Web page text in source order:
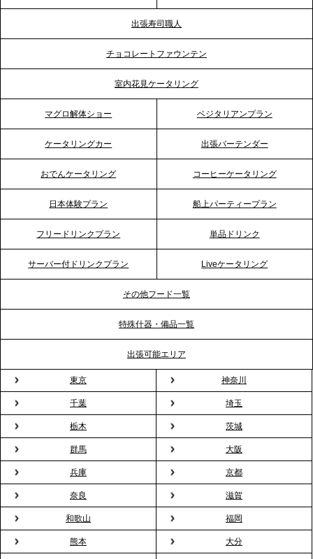
2026.5.12
プレスリリースのご案内｜ケータリングのセカンド
プレスリリースのご案内｜「温かな食」が会話のス
イッチに。新入社員研修で《食体験としてのケータ
テーブル、横浜事務所を新設。神奈川エリアのサー
ビス提供体制を強化し、質の高い「場づくり」をサ
TBS「Nスタ」で、2ndTable「1DISH」の花見オー
ドブルが紹介されました
2026.3.23
プレスリリースのご案内｜入社式の“そのまま懇親
会”が企業で広がる。 新入社員の交流を支える『オフ
ィスケータリング』という新しい活用法
2026.3.20
NHK「ニュースウオッチ9」で、2ndTable「室内花
出張寿司職人
チョコレートファウンテン
室内花見ケータリング
マグロ解体ショー ベジタリアンプラン
ケータリングカー 出張バーテンダー
おでんケータリング コーヒーケータリング
日本体験プラン 船上パーティープラン
フリードリンクプラン 単品ドリンク
サーバー付ドリンクプラン Liveケータリング
その他フード一覧
特殊什器・備品一覧
出張可能エリア
東京 神奈川
千葉 埼玉
栃木 茨城
群馬 大阪
兵庫 京都
奈良 滋賀
和歌山 福岡
熊本 大分